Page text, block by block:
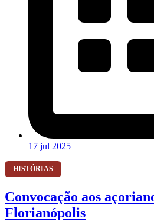
17 jul 2025
HISTÓRIAS
Convocação aos
Florianópolis